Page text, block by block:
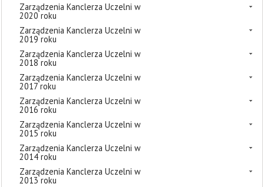
Zarządzenia Kanclerza Uczelni w
2020 roku
Zarządzenia Kanclerza Uczelni w
2019 roku
Zarządzenia Kanclerza Uczelni w
2018 roku
Zarządzenia Kanclerza Uczelni w
2017 roku
Zarządzenia Kanclerza Uczelni w
2016 roku
Zarządzenia Kanclerza Uczelni w
2015 roku
Zarządzenia Kanclerza Uczelni w
2014 roku
Zarządzenia Kanclerza Uczelni w
2013 roku